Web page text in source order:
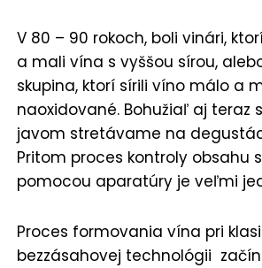
V 80 – 90 rokoch, boli vinári,
a mali vína s vyššou sírou,
skupina, ktorí sírili víno málo a
naoxidované. Bohužiaľ aj teraz
javom stretávame na
Pritom proces kontroly obsahu
pomocou aparatúry je veľmi
Proces formovania vína pri
bezzásahovej technológii